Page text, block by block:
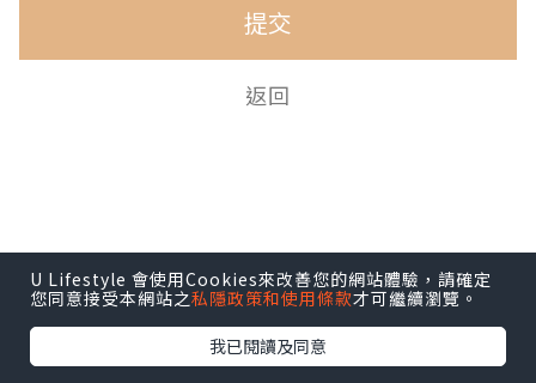
U Lifestyle 會使用Cookies來改善您的網站體驗，請確定
您同意接受本網站之私隱政策和使用條款才可繼續瀏覽。
我已閱讀及同意
提交
返回